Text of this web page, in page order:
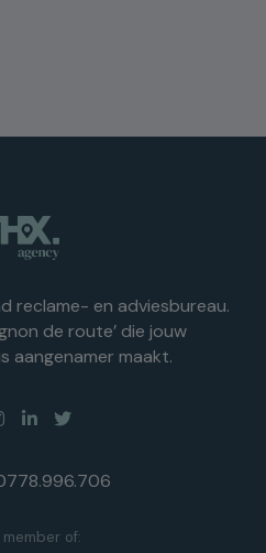
reclame- en adviesbureau.
de route’ die jouw
aangenamer maakt.
member of: